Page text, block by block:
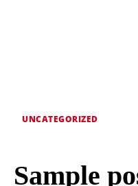
UNCATEGORIZED
Sample